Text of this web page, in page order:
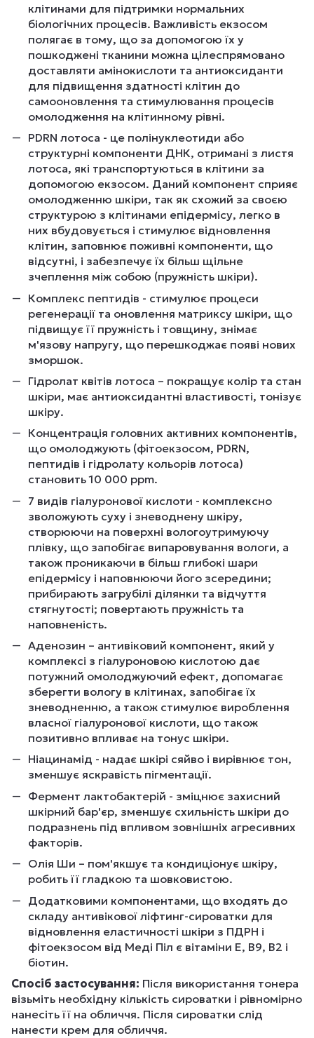
клітинами для підтримки нормальних
біологічних процесів. Важливість екзосом
полягає в тому, що за допомогою їх у
пошкоджені тканини можна цілеспрямовано
доставляти амінокислоти та антиоксиданти
для підвищення здатності клітин до
самооновлення та стимулювання процесів
омолодження на клітинному рівні.
PDRN лотоса - це полінуклеотиди або
структурні компоненти ДНК, отримані з листя
лотоса, які транспортуються в клітини за
допомогою екзосом. Даний компонент сприяє
омолодженню шкіри, так як схожий за своєю
структурою з клітинами епідермісу, легко в
них вбудовується і стимулює відновлення
клітин, заповнює поживні компоненти, що
відсутні, і забезпечує їх більш щільне
зчеплення між собою (пружність шкіри).
Комплекс пептидів - стимулює процеси
регенерації та оновлення матриксу шкіри, що
підвищує її пружність і товщину, знімає
м'язову напругу, що перешкоджає появі нових
зморшок.
Гідролат квітів лотоса – покращує колір та стан
шкіри, має антиоксидантні властивості, тонізує
шкіру.
Концентрація головних активних компонентів,
що омолоджують (фітоекзосом, PDRN,
пептидів і гідролату кольорів лотоса)
становить 10 000 ppm.
7 видів гіалуронової кислоти - комплексно
зволожують суху і зневоднену шкіру,
створюючи на поверхні вологоутримуючу
плівку, що запобігає випаровування вологи, а
також проникаючи в більш глибокі шари
епідермісу і наповнюючи його зсередини;
прибирають загрубілі ділянки та відчуття
стягнутості; повертають пружність та
наповненість.
Аденозин – антивіковий компонент, який у
комплексі з гіалуроновою кислотою дає
потужний омолоджуючий ефект, допомагає
зберегти вологу в клітинах, запобігає їх
зневодненню, а також стимулює вироблення
власної гіалуронової кислоти, що також
позитивно впливає на тонус шкіри.
Ніацинамід - надає шкірі сяйво і вирівнює тон,
зменшує яскравість пігментації.
Фермент лактобактерій - зміцнює захисний
шкірний бар'єр, зменшує схильність шкіри до
подразнень під впливом зовнішніх агресивних
факторів.
Олія Ши – пом'якшує та кондиціонує шкіру,
робить її гладкою та шовковистою.
Додатковими компонентами, що входять до
складу антивікової ліфтинг-сироватки для
відновлення еластичності шкіри з ПДРН і
фітоекзосом від Меді Піл є вітаміни E, B9, B2 і
біотин.
Спосіб застосування: Після використання тонера
візьміть необхідну кількість сироватки і рівномірно
нанесіть її на обличчя. Після сироватки слід
нанести крем для обличчя.